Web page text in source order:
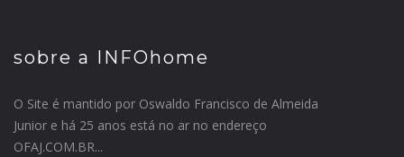
sobre a INFOhome
O Site é mantido por Oswaldo Francisco de Almeida
Junior e há 25 anos está no ar no endereço
OFAJ.COM.BR...